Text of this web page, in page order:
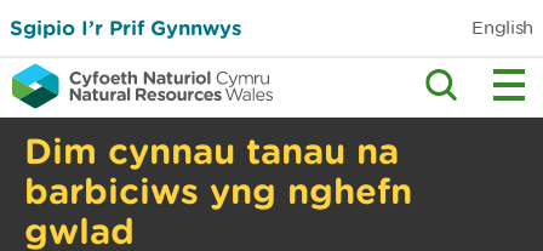
Sgipio I’r Prif Gynnwys English
Dim cynnau tanau na
barbiciws yng nghefn
gwlad